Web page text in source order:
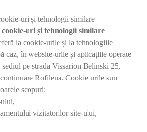
uri și tehnologii similare
uri și tehnologii similare
la cookie-urile și la tehnologiile
caz, în website-urile și aplicațiile operate
pe strada Vissarion Belinski 25,
Rofilena. Cookie-urile sunt
scopuri:
ului,
vizitatorilor site-ului,